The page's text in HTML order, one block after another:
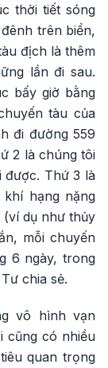
thời tiết sóng
trên biển,
địch là thêm
lần đi sau.
bấy giờ bằng
tàu của
đi đường 559
2 là chúng tôi
được. Thứ 3 là
hạng nặng
dụ như thủy
mỗi chuyến
6 ngày, trong
chia sẻ.
vô hình vạn
cũng có nhiều
quan trọng